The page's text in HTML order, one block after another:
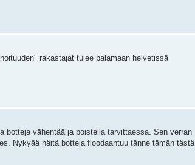
rakastajat tulee palamaan helvetissä
botteja vähentää ja poistella tarvittaessa. Sen verran
Nykyää näitä botteja floodaantuu tänne tämän tästä